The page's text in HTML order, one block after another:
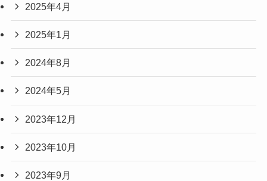
2025年4月
2025年1月
2024年8月
2024年5月
2023年12月
2023年10月
2023年9月